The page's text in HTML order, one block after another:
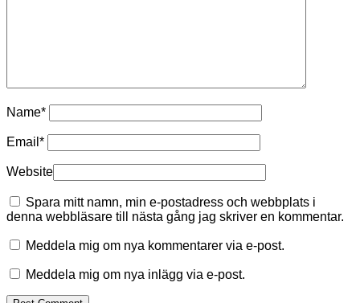
Name*
Email *
Website
Spara mitt namn, min e-postadress och webbplats i
denna webbläsare till nästa gång jag skriver en kommentar.
Meddela mig om nya kommentarer via e-post.
Meddela mig om nya inlägg via e-post.